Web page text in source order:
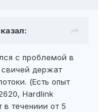
с проблемой в
держат
(Есть опыт
Hardlink
течениии от 5